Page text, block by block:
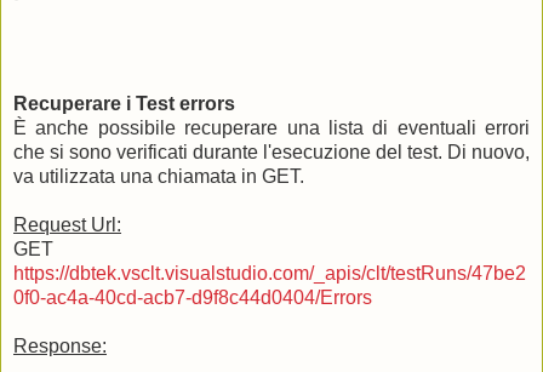
Recuperare i Test errors
È anche possibile recuperare una lista di eventuali errori
che si sono verificati durante l'esecuzione del test. Di nuovo,
va utilizzata una chiamata in GET.
Request Url:
GET
https://dbtek.vsclt.visualstudio.com/_apis/clt/testRuns/47be2
0f0-ac4a-40cd-acb7-d9f8c44d0404/Errors
Response: